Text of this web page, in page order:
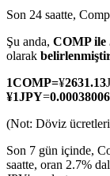
TradFi
Hisse
Son 24 saatte,
Şu anda, COMP ile
olarak
1COMP=¥2631.13
¥1JPY=0.00038006
(Not: Döviz
Son 7 gün içinde,
saatte, oran 2.7%